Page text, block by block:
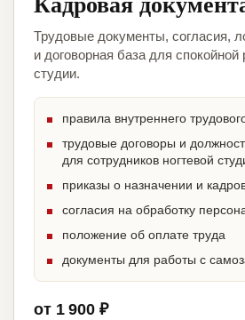
Трудовые документы, согласия,
и договорная база для спокойной
студии.
правила внутреннего
трудовые договоры и
для сотрудников ногтевой
приказы о назначении и
согласия на обработку
положение об оплате труда
документы для работы с
от 1 900 ₽